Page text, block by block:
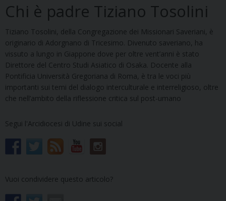
Chi è padre Tiziano Tosolini
Tiziano Tosolini, della Congregazione dei Missionari Saveriani, è
originario di Adorgnano di Tricesimo. Divenuto saveriano, ha
vissuto a lungo in Giappone dove per oltre vent’anni è stato
Direttore del Centro Studi Asiatico di Osaka. Docente alla
Pontificia Università Gregoriana di Roma, è tra le voci più
importanti sui temi del dialogo interculturale e interreligioso, oltre
che nell’ambito della riflessione critica sul post-umano
Segui l'Arcidiocesi di Udine sui social
Vuoi condividere questo articolo?